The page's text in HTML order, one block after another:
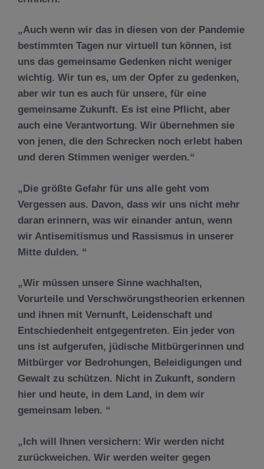
Auch wenn wir das in diesen von der Pandemie
bestimmten Tagen nur virtuell tun können, ist
uns das gemeinsame Gedenken nicht weniger
wichtig. Wir tun es, um der Opfer zu gedenken,
aber wir tun es auch für unsere, für eine
gemeinsame Zukunft. Es ist eine Pflicht, aber
auch eine Verantwortung. Wir übernehmen sie
von jenen, die den Schrecken noch erlebt haben
und deren Stimmen weniger werden.
Die größte Gefahr für uns alle geht vom
Vergessen aus. Davon, dass wir uns nicht mehr
daran erinnern, was wir einander antun, wenn
wir Antisemitismus und Rassismus in unserer
Mitte dulden.
Wir müssen unsere Sinne wachhalten,
Vorurteile und Verschwörungstheorien erkennen
und ihnen mit Vernunft, Leidenschaft und
Entschiedenheit entgegentreten. Ein jeder von
uns ist aufgerufen, jüdische Mitbürgerinnen und
Mitbürger vor Bedrohungen, Beleidigungen und
Gewalt zu schützen. Nicht in Zukunft, sondern
hier und heute, in dem Land, in dem wir
gemeinsam leben.
Ich will Ihnen versichern: Wir werden nicht
zurückweichen. Wir werden weiter gegen